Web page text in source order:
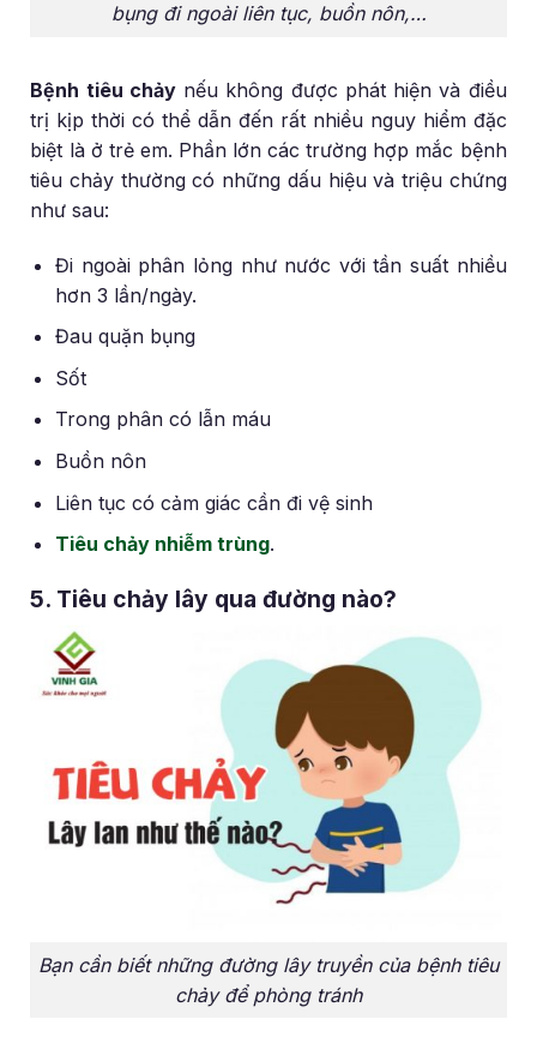
bụng đi ngoài liên tục, buồn nôn,…
Bệnh tiêu chảynếu không được phát hiện và điều
trị kịp thời có thể dẫn đến rất nhiều nguy hiểm đặc
biệt là ở trẻ em. Phần lớn các trường hợp mắc bệnh
tiêu chảy thường có những dấu hiệu và triệu chứng
như sau:
Đi ngoài phân lỏng như nước với tần suất nhiều
hơn 3 lần/ngày.
Đau quặn bụng
Sốt
Trong phân có lẫn máu
Buồn nôn
Liên tục có cảm giác cần đi vệ sinh
Tiêu chảy nhiễm trùng.
5. Tiêu chảy lây qua đường nào?
Bạn cần biết những đường lây truyền của bệnh tiêu
chảy để phòng tránh